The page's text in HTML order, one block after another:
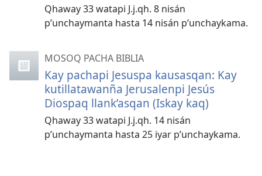
Qhaway 33 watapi J.j.qh. 8 nisán
p’unchaymanta hasta 14 nisán p’unchaykama.
MOSOQ PACHA BIBLIA
Kay pachapi Jesuspa kausasqan: Kay
kutillatawanña Jerusalenpi Jesús
Diospaq llank’asqan (Iskay kaq)
Qhaway 33 watapi J.j.qh. 14 nisán
p’unchaymanta hasta 25 iyar p’unchaykama.